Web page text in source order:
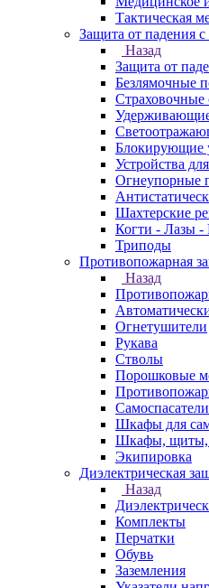
Тактическая
Защита от падения
Назад
Защита от
Безлямочные
Страховочные
Блокирующие
Устройства
Огнеупорные
Шахтерские
Когти - Лазы
Триподы
Противопожарная
Назад
Огнетушители
Рукава
Стволы
Порошковые
Самоспасатели
Шкафы для
Шкафы, щиты,
Экипировка
Диэлектрическая
Назад
Комплекты
Перчатки
Обувь
Заземления